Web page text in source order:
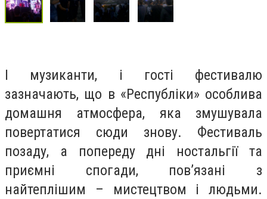
І музиканти, і гості фестивалю
зазначають, що в «Республіки» особлива
домашня атмосфера, яка змушувала
повертатися сюди знову. Фестиваль
позаду, а попереду дні ностальгії та
приємні спогади, пов’язані з
найтеплішим – мистецтвом і людьми.